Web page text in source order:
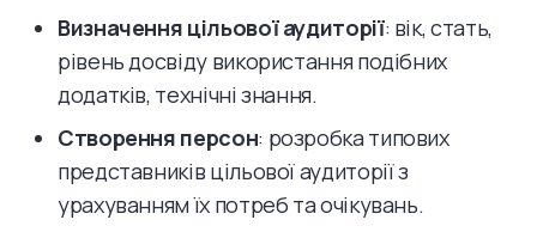
Визначення цільової аудиторії: вік, стать,
рівень досвіду використання подібних
додатків, технічні знання.
Створення персон: розробка типових
представників цільової аудиторії з
урахуванням їх потреб та очікувань.